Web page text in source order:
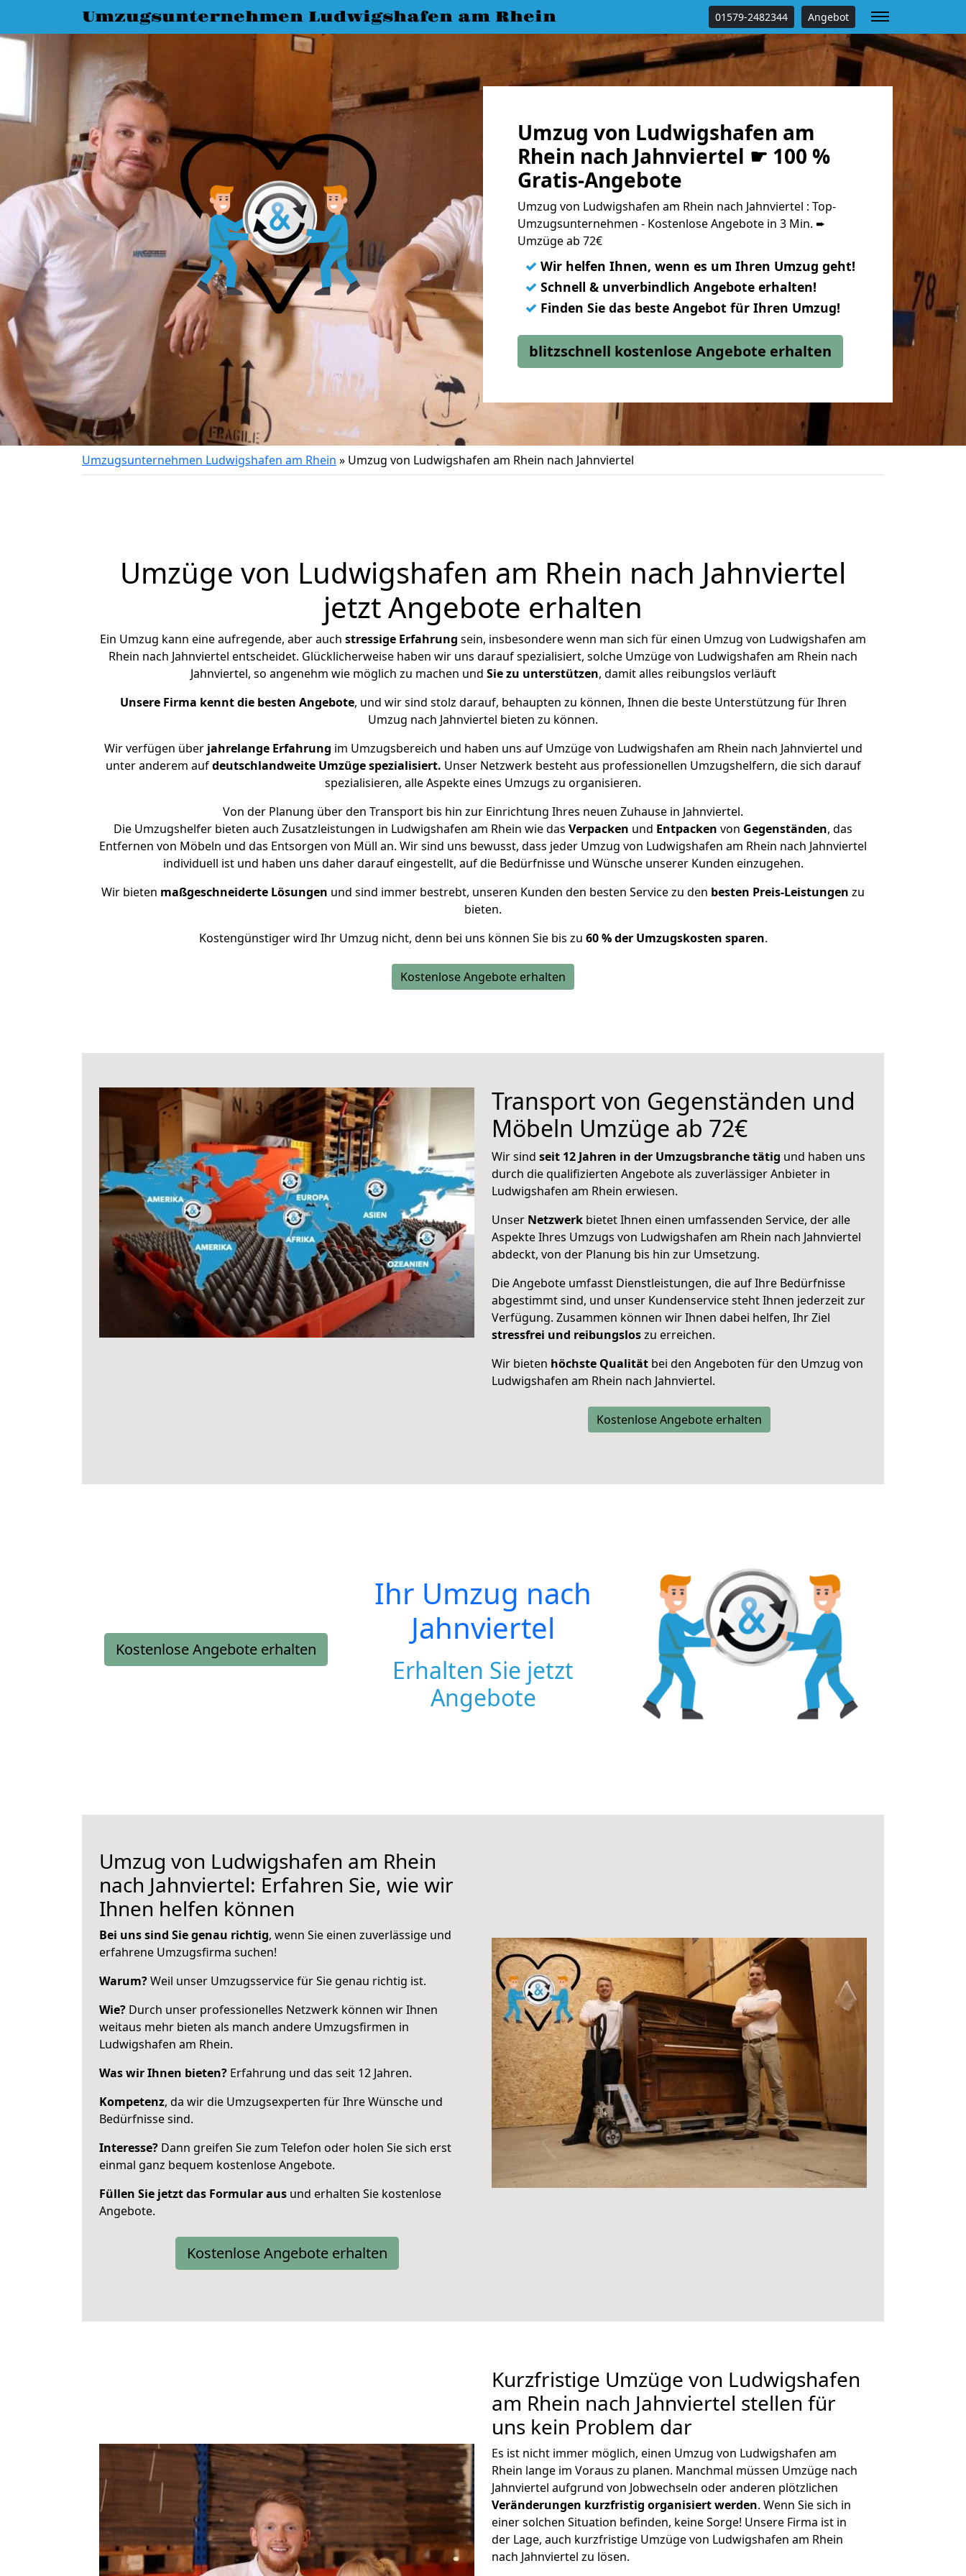
Umzugsunternehmen Ludwigshafen am Rhein 01579-2482344 Angebot
Umzug von Ludwigshafen am
Rhein nach Jahnviertel ☛ 100 %
Gratis-Angebote
Umzug von Ludwigshafen am Rhein nach Jahnviertel : Top-
Umzugsunternehmen - Kostenlose Angebote in 3 Min. ➨
Umzüge ab 72€
✓ Wir helfen Ihnen, wenn es um Ihren Umzug geht!
✓ Schnell & unverbindlich Angebote erhalten!
✓ Finden Sie das beste Angebot für Ihren Umzug!
blitzschnell kostenlose Angebote erhalten
Umzugsunternehmen Ludwigshafen am Rhein » Umzug von Ludwigshafen am Rhein nach Jahnviertel
Umzüge von Ludwigshafen am Rhein nach Jahnviertel
jetzt Angebote erhalten
Ein Umzug kann eine aufregende, aber auch stressige Erfahrung sein, insbesondere wenn man sich für einen Umzug von Ludwigshafen am
Rhein nach Jahnviertel entscheidet. Glücklicherweise haben wir uns darauf spezialisiert, solche Umzüge von Ludwigshafen am Rhein nach
Jahnviertel, so angenehm wie möglich zu machen und Sie zu unterstützen, damit alles reibungslos verläuft
Unsere Firma kennt die besten Angebote, und wir sind stolz darauf, behaupten zu können, Ihnen die beste Unterstützung für Ihren
Umzug nach Jahnviertel bieten zu können.
Wir verfügen überjahrelange Erfahrung im Umzugsbereich und haben uns auf Umzüge von Ludwigshafen am Rhein nach Jahnviertel und
unter anderem aufdeutschlandweite Umzüge spezialisiert. Unser Netzwerk besteht aus professionellen Umzugshelfern, die sich darauf
spezialisieren, alle Aspekte eines Umzugs zu organisieren.
Von der Planung über den Transport bis hin zur Einrichtung Ihres neuen Zuhause in Jahnviertel.
Die Umzugshelfer bieten auch Zusatzleistungen in Ludwigshafen am Rhein wie das Verpacken und Entpacken von Gegenständen, das
Entfernen von Möbeln und das Entsorgen von Müll an. Wir sind uns bewusst, dass jeder Umzug von Ludwigshafen am Rhein nach Jahnviertel
individuell ist und haben uns daher darauf eingestellt, auf die Bedürfnisse und Wünsche unserer Kunden einzugehen.
Wir bieten maßgeschneiderte Lösungen und sind immer bestrebt, unseren Kunden den besten Service zu den besten Preis-Leistungen zu
bieten.
Kostengünstiger wird Ihr Umzug nicht, denn bei uns können Sie bis zu 60 % der Umzugskosten sparen.
Kostenlose Angebote erhalten
Transport von Gegenständen und
Möbeln Umzüge ab 72€
Wir sind seit 12 Jahren in der Umzugsbranche tätig und haben uns
durch die qualifizierten Angebote als zuverlässiger Anbieter in
Ludwigshafen am Rhein erwiesen.
Unser Netzwerk bietet Ihnen einen umfassenden Service, der alle
Aspekte Ihres Umzugs von Ludwigshafen am Rhein nach Jahnviertel
abdeckt, von der Planung bis hin zur Umsetzung.
Die Angebote umfasst Dienstleistungen, die auf Ihre Bedürfnisse
abgestimmt sind, und unser Kundenservice steht Ihnen jederzeit zur
Verfügung. Zusammen können wir Ihnen dabei helfen, Ihr Ziel
stressfrei und reibungsloszu erreichen.
Wir bieten höchste Qualität bei den Angeboten für den Umzug von
Ludwigshafen am Rhein nach Jahnviertel.
Kostenlose Angebote erhalten
Kostenlose Angebote erhalten
Ihr Umzug nach
Jahnviertel
Erhalten Sie jetzt
Angebote
Umzug von Ludwigshafen am Rhein
nach Jahnviertel: Erfahren Sie, wie wir
Ihnen helfen können
Bei uns sind Sie genau richtig, wenn Sie einen zuverlässige und
erfahrene Umzugsfirma suchen!
Warum?Weil unser Umzugsservice für Sie genau richtig ist.
Wie? Durch unser professionelles Netzwerk können wir Ihnen
weitaus mehr bieten als manch andere Umzugsfirmen in
Ludwigshafen am Rhein.
Was wir Ihnen bieten? Erfahrung und das seit 12 Jahren.
Kompetenz, da wir die Umzugsexperten für Ihre Wünsche und
Bedürfnisse sind.
Interesse? Dann greifen Sie zum Telefon oder holen Sie sich erst
einmal ganz bequem kostenlose Angebote.
Füllen Sie jetzt das Formular aus und erhalten Sie kostenlose
Angebote.
Kostenlose Angebote erhalten
Kurzfristige Umzüge von Ludwigshafen
am Rhein nach Jahnviertel stellen für
uns kein Problem dar
Es ist nicht immer möglich, einen Umzug von Ludwigshafen am
Rhein lange im Voraus zu planen. Manchmal müssen Umzüge nach
Jahnviertel aufgrund von Jobwechseln oder anderen plötzlichen
Veränderungen kurzfristig organisiert werden. Wenn Sie sich in
einer solchen Situation befinden, keine Sorge! Unsere Firma ist in
der Lage, auch kurzfristige Umzüge von Ludwigshafen am Rhein
nach Jahnviertel zu lösen.